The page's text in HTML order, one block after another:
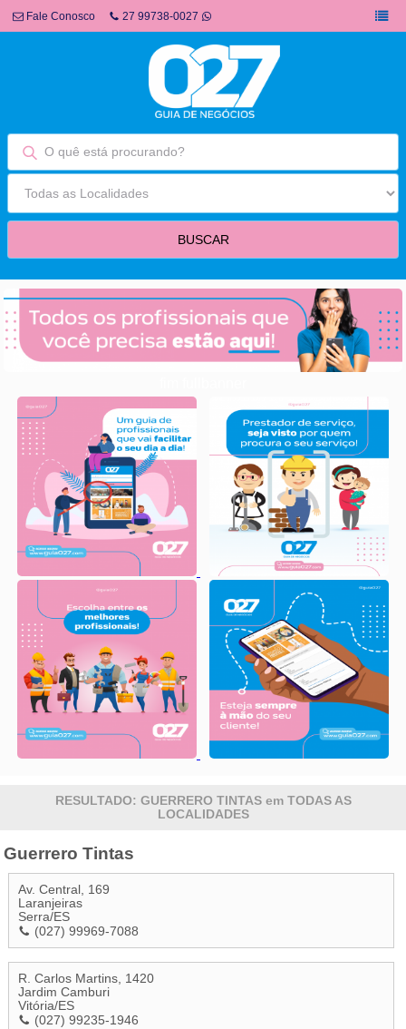
Fale Conosco 27 99738-0027
RESULTADO: GUERRERO TINTAS em TODAS AS
LOCALIDADES
Guerrero Tintas
Av. Central, 169
Laranjeiras
Serra/ES
(027) 99969-7088
R. Carlos Martins, 1420
Jardim Camburi
Vitória/ES
(027) 99235-1946